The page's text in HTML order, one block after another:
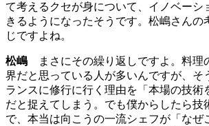
て考えるクセが身について、イノベーシ
きるようになったそうです。松嶋さんの
じですよね。
松嶋 まさにその繰り返しですよ。料理
界だと思っている人が多いんですが、そ
ランスに修行に行く理由を「本場の技術
だと捉えてしまう。でも僕からしたら技
で、本当は向こうの一流シェフが「なぜ